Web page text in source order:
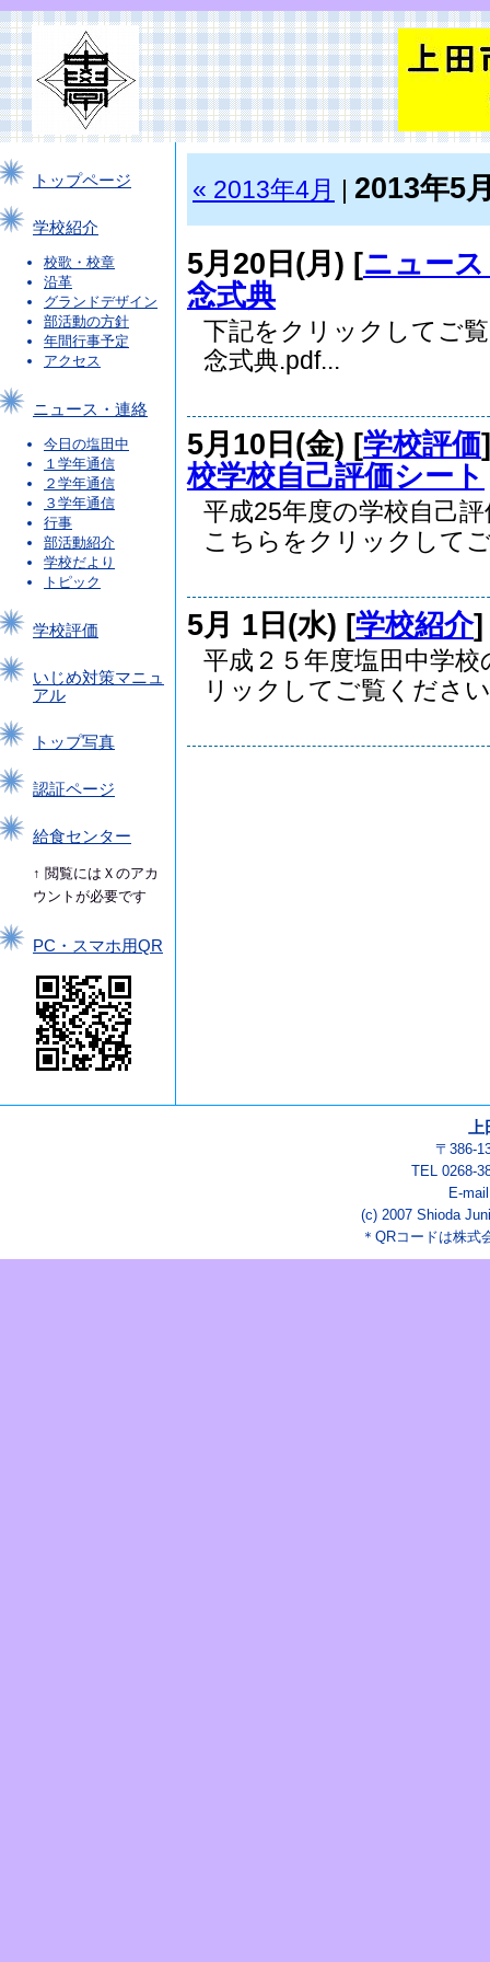
トップページ
学校紹介
校歌・校章
沿革
グランドデザイン
部活動の方針
年間行事予定
アクセス
ニュース・連絡
今日の塩田中
１学年通信
２学年通信
３学年通信
行事
部活動紹介
学校だより
トピック
学校評価
いじめ対策マニュ
アル
トップ写真
認証ページ
給食センター
↑ 閲覧にはＸのアカ
ウントが必要です
PC・スマホ用QR
« 2013年4月 2013年5
5月20日(月) [ニュー
念式典
下記をクリックしてご
念式典.pdf...
5月10日(金) [学校評価
校学校自己評価シート
平成25年度の学校自己
こちらをクリックして
5月 1日(水) [学校紹介
平成２５年度塩田中学
リックしてご覧くださ
〒386-
TEL 0268-
E-
(c) 2007 Shioda
＊QRコードは株式